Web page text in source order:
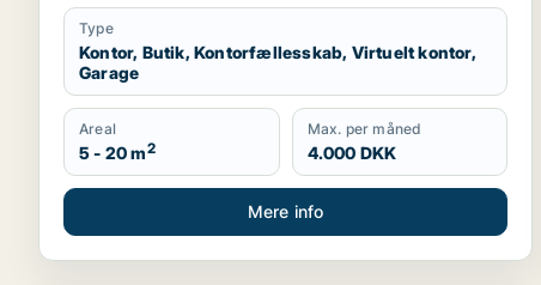
Type
Kontor, Butik, Kontorfællesskab, Virtuelt kontor,
Garage
Areal
5 - 20 m2
Max. per måned
4.000 DKK
Mere info